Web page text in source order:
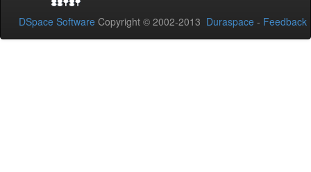
DSpace Software Copyright © 2002-2013 Duraspace - Feedback